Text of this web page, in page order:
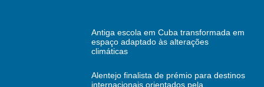
Antiga escola em Cuba transformada em
espaço adaptado às alterações
climáticas
Alentejo finalista de prémio para destinos
internacionais orientados pela